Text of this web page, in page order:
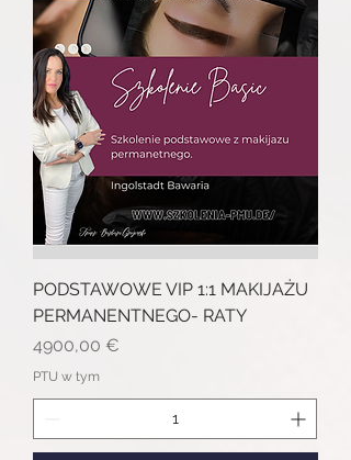
PODSTAWOWE VIP 1:1 MAKIJAŻU
PERMANENTNEGO- RATY
Cena
4900,00 €
PTU w tym